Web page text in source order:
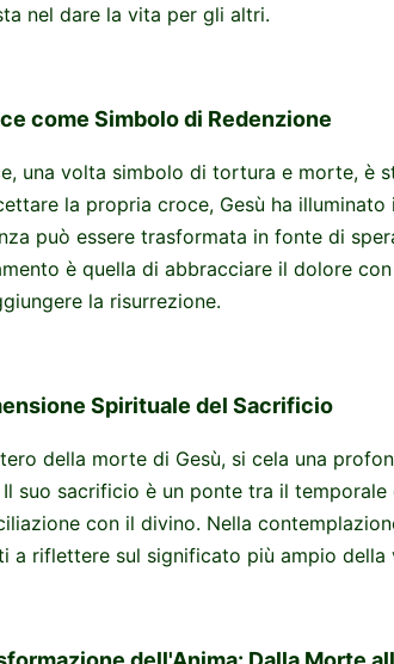
nel dare la vita per gli altri.
come Simbolo di Redenzione
una volta simbolo di tortura e morte, è
la propria croce, Gesù ha
può essere trasformata in fonte di
è quella di abbracciare il dolore
la risurrezione.
Spirituale del Sacrificio
della morte di Gesù, si cela una
Il suo sacrificio è un ponte tra il
con il divino. Nella
a riflettere sul significato più ampio